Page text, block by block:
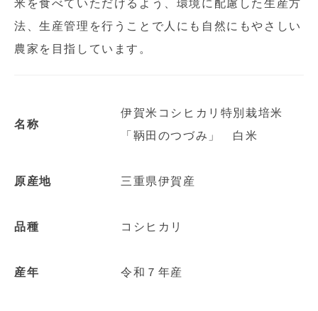
米を食べていただけるよう、環境に配慮した生産方
法、生産管理を行うことで人にも自然にもやさしい
農家を目指しています。
名称
伊賀米コシヒカリ特別栽培米
「鞆田のつづみ」 白米
原産地 三重県伊賀産
品種 コシヒカリ
産年 令和７年産